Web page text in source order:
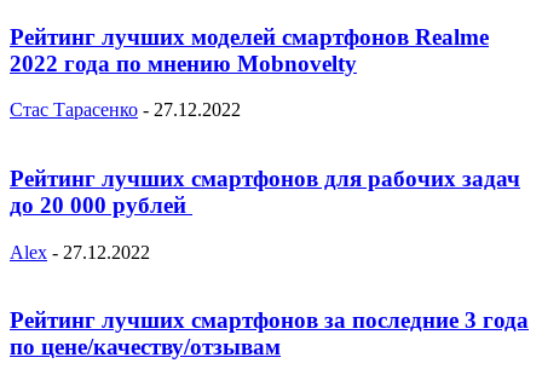
Рейтинг лучших моделей смартфонов Realme
2022 года по мнению Mobnovelty
Стас Тарасенко - 27.12.2022
Рейтинг лучших смартфонов для рабочих задач
до 20 000 рублей
Alex - 27.12.2022
Рейтинг лучших смартфонов за последние 3 года
по цене/качеству/отзывам